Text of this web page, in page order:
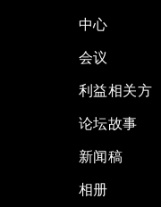
中心
会议
利益相关方
论坛故事
新闻稿
相册